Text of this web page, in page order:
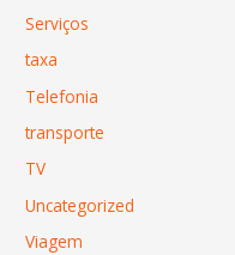
Serviços
taxa
Telefonia
transporte
TV
Uncategorized
Viagem